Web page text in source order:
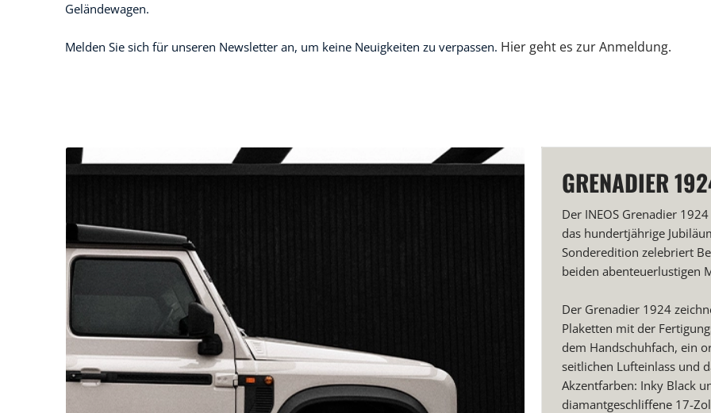
Geländewagen.
Melden Sie sich für unseren Newsletter an, um keine Neuigkeiten zu verpassen. Hier geht es zur Anmeldung.
GRENADIER
Der INEOS Grenadier
das hundertjährige
Sonderedition zelebriert
beiden abenteuerlustigen
Der Grenadier 1924
Plaketten mit der
dem Handschuhfach, ein
seitlichen Lufteinlass und
Akzentfarben: Inky Black
diamantgeschliffene 17-